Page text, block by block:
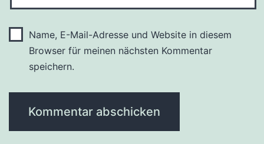
Name, E-Mail-Adresse und Website in diesem
Browser für meinen nächsten Kommentar
speichern.